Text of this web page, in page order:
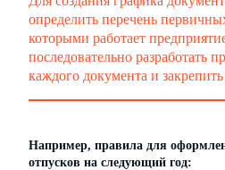
определить перечень
которыми работает
последовательно разработать
каждого документа и
Например, правила для
отпусков на следующий год: